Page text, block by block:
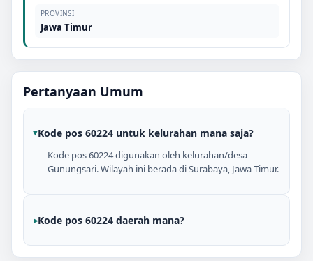
PROVINSI
Jawa Timur
Pertanyaan Umum
Kode pos 60224 untuk kelurahan mana saja?
Kode pos 60224 digunakan oleh kelurahan/desa
Gunungsari. Wilayah ini berada di Surabaya, Jawa Timur.
Kode pos 60224 daerah mana?